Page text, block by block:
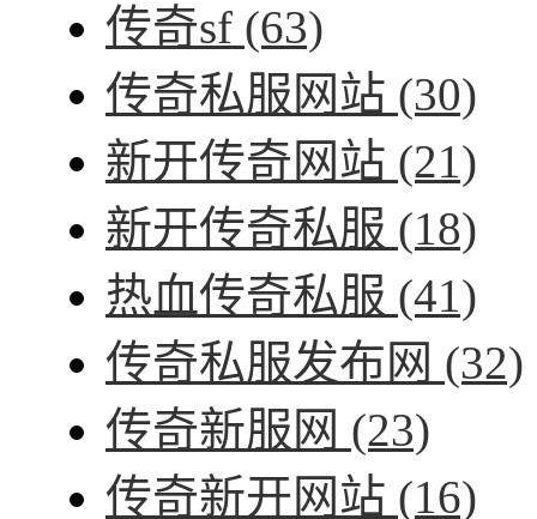
传奇sf (63)
传奇私服网站 (30)
新开传奇网站 (21)
新开传奇私服 (18)
热血传奇私服 (41)
传奇私服发布网 (32)
传奇新服网 (23)
传奇新开网站 (16)